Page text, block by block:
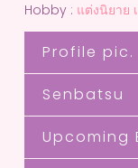
Hobby : แต่งนิยาย
Profile pic.
Senbatsu
Upcoming